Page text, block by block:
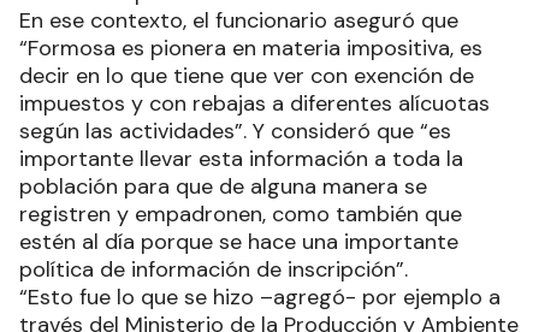
En ese contexto, el funcionario aseguró que
“Formosa es pionera en materia impositiva, es
decir en lo que tiene que ver con exención de
impuestos y con rebajas a diferentes alícuotas
según las actividades”. Y consideró que “es
importante llevar esta información a toda la
población para que de alguna manera se
registren y empadronen, como también que
estén al día porque se hace una importante
política de información de inscripción”.
“Esto fue lo que se hizo –agregó- por ejemplo a
través del Ministerio de la Producción y Ambiente